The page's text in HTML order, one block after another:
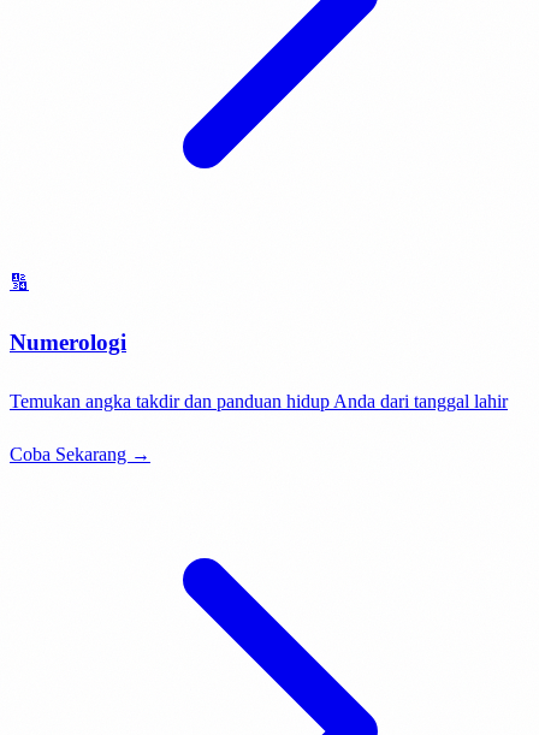
🔢
Numerologi
Temukan angka takdir dan panduan hidup Anda dari tanggal lahir
Coba Sekarang →